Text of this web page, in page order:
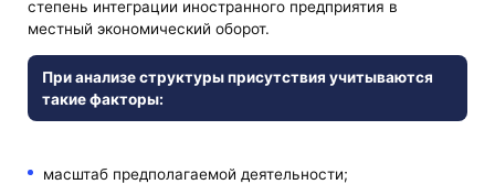
степень интеграции иностранного предприятия в
местный экономический оборот.
При анализе структуры присутствия учитываются
такие факторы:
масштаб предполагаемой деятельности;